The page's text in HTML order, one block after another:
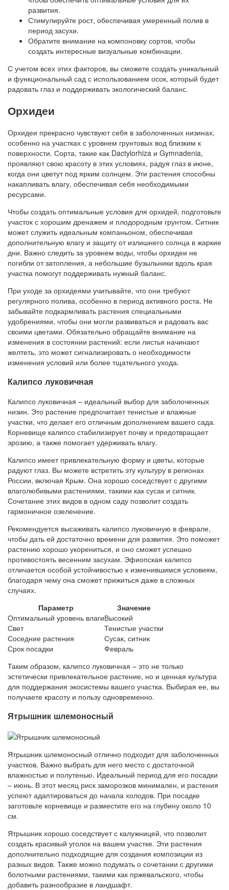
развития.
Стимулируйте рост, обеспечивая умеренный полив в
период засухи.
Обратите внимание на компоновку сортов, чтобы
создать интересные визуальные комбинации.
С учетом всех этих факторов, вы сможете создать уникальный
и функциональный сад с использованием осок, который будет
радовать глаз и поддерживать экологический баланс.
Орхидеи
Орхидеи прекрасно чувствуют себя в заболоченных низинах,
особенно на участках с уровнем грунтовых вод близким к
поверхности. Сорта, такие как Dactylorhiza и Gymnadenia,
проявляют свою красоту в этих условиях, радуя глаз в июне,
когда они цветут под ярким солнцем. Эти растения способны
накапливать влагу, обеспечивая себя необходимыми
ресурсами.
Чтобы создать оптимальные условия для орхидей, подготовьте
участок с хорошим дренажем и плодородным грунтом. Ситник
может служить идеальным компаньоном, обеспечивая
дополнительную влагу и защиту от излишнего солнца в жаркие
дни. Важно следить за уровнем воды, чтобы орхидеи не
погибли от затопления, а небольшие бузыльники вдоль края
участка помогут поддерживать нужный баланс.
При уходе за орхидеями учитывайте, что они требуют
регулярного полива, особенно в период активного роста. Не
забывайте подкармливать растения специальными
удобрениями, чтобы они могли развиваться и радовать вас
своими цветами. Обязательно обращайте внимание на
изменения в состоянии растений: если листья начинают
желтеть, это может сигнализировать о необходимости
изменения условий или более тщательного ухода.
Калипсо луковичная
Калипсо луковичная – идеальный выбор для заболоченных
низин. Это растение предпочитает тенистые и влажные
участки, что делает его отличным дополнением вашего сада.
Корневище калипсо стабилизирует почву и предотвращает
эрозию, а также помогает удерживать влагу.
Калипсо имеет привлекательную форму и цветы, которые
радуют глаз. Вы можете встретить эту культуру в регионах
России, включая Крым. Она хорошо соседствует с другими
влаголюбивыми растениями, такими как сусак и ситник.
Сочетание этих видов в одном саду позволит создать
гармоничное озеленение.
Рекомендуется высаживать калипсо луковичную в феврале,
чтобы дать ей достаточно времени для развития. Это поможет
растению хорошо укорениться, и оно сможет успешно
противостоять весенним засухам. Эфиопская калипсо
отличается особой устойчивостью к изменившимся условиям,
благодаря чему она сможет прижиться даже в сложных
случаях.
Параметр
Значение
Оптимальный уровень влагиВысокий
Свет
Тенистые участки
Соседние растения
Сусак, ситник
Срок посадки
Февраль
Таким образом, калипсо луковичная – это не только
эстетически привлекательное растение, но и ценная культура
для поддержания экосистемы вашего участка. Выбирая ее, вы
получаете красоту и пользу одновременно.
Ятрышник шлемоносный
Ятрышник шлемоносный отлично подходит для заболоченных
участков. Важно выбрать для него место с достаточной
влажностью и полутенью. Идеальный период для его посадки
– июнь. В этот месяц риск заморозков минимален, и растения
успеют адаптироваться до начала холодов. При посадке
заготовьте корневище и разместите его на глубину около 10
см.
Ятрышник хорошо соседствует с калужницей, что позволит
создать красивый уголок на вашем участке. Эти растения
дополнительно подходящие для создания композиции из
разных видов. Также можно подумать о сочетании с другими
болотными растениями, такими как пржевальского, чтобы
добавить разнообразие в ландшафт.